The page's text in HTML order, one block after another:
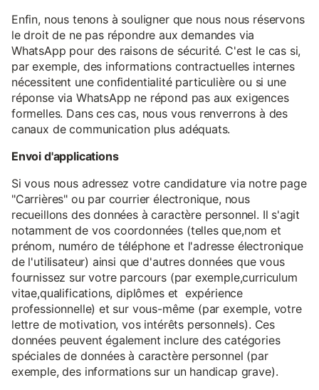
Enfin, nous tenons à souligner que nous nous réservons
le droit de ne pas répondre aux demandes via
WhatsApp pour des raisons de sécurité. C'est le cas si,
par exemple, des informations contractuelles internes
nécessitent une confidentialité particulière ou si une
réponse via WhatsApp ne répond pas aux exigences
formelles. Dans ces cas, nous vous renverrons à des
canaux de communication plus adéquats.
Envoi d'applications
Si vous nous adressez votre candidature via notre page
"Carrières" ou par courrier électronique, nous
recueillons des données à caractère personnel. Il s'agit
notamment de vos coordonnées (telles que,nom et
prénom, numéro de téléphone et l'adresse électronique
de l'utilisateur) ainsi que d'autres données que vous
fournissez sur votre parcours (par exemple,curriculum
vitae,qualifications, diplômes et expérience
professionnelle) et sur vous-même (par exemple, votre
lettre de motivation, vos intérêts personnels). Ces
données peuvent également inclure des catégories
spéciales de données à caractère personnel (par
exemple, des informations sur un handicap grave).